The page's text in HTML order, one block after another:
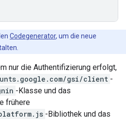
Codegenerator, um die neue
nur die Authentifizierung erfolgt,
gsi/client -
-Klasse und das
frühere
-Bibliothek und das